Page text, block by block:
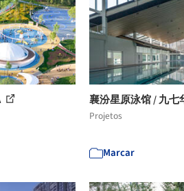
襄汾星原泳馆 / 九七
Projetos
Marcar